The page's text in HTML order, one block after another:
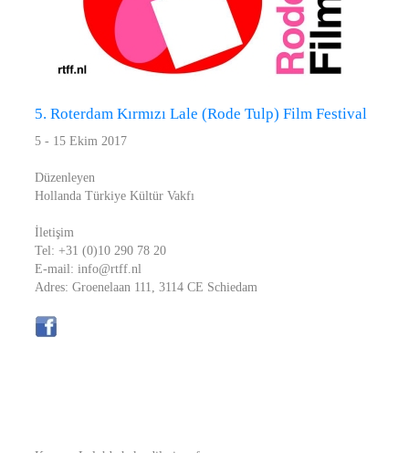
5. Roterdam Kırmızı Lale (Rode Tulp) Film Festival
5 - 15 Ekim 2017
Düzenleyen
Hollanda Türkiye Kültür Vakfı
İletişim
Tel: +31 (0)10 290 78 20
E-mail: info@rtff.nl
Adres: Groenelaan 111, 3114 CE Schiedam